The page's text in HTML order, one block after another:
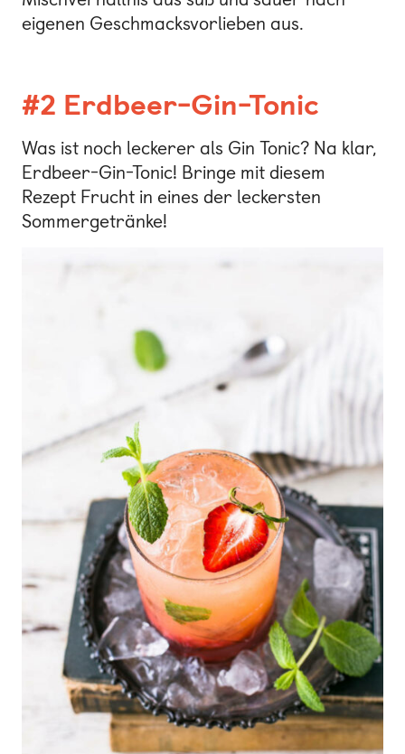
eigenen Geschmacksvorlieben aus.
#2 Erdbeer-Gin-Tonic
Was ist noch leckerer als Gin Tonic? Na klar,
Erdbeer-Gin-Tonic! Bringe mit diesem
Rezept Frucht in eines der leckersten
Sommergetränke!